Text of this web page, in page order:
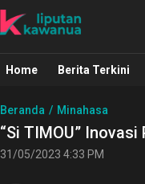
Liputan Kawanua
Berita Manado,
Home Berita Terkini
Beranda Minahasa
“Si TIMOU”
31/05/2023 4:33 PM